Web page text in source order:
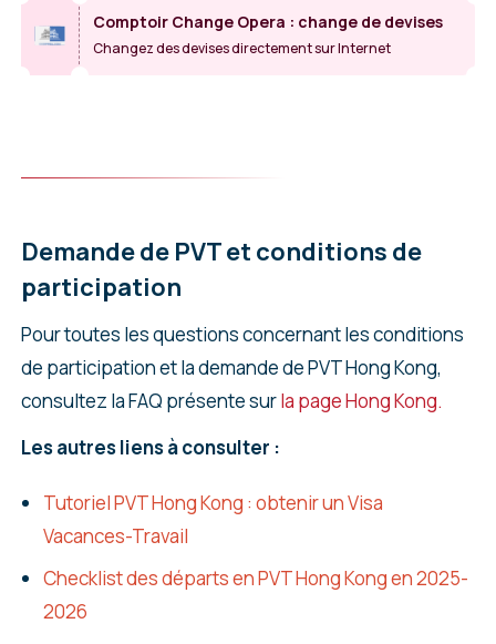
Comptoir Change Opera : change de devises
Changez des devises directement sur Internet
Demande de PVT et conditions de
participation
Pour toutes les questions concernant les conditions
de participation et la demande de PVT Hong Kong,
consultez la FAQ présente surla page Hong Kong.
Les autres liens à consulter :
Tutoriel PVT Hong Kong : obtenir un Visa
Vacances-Travail
Checklist des départs en PVT Hong Kong en 2025-
2026